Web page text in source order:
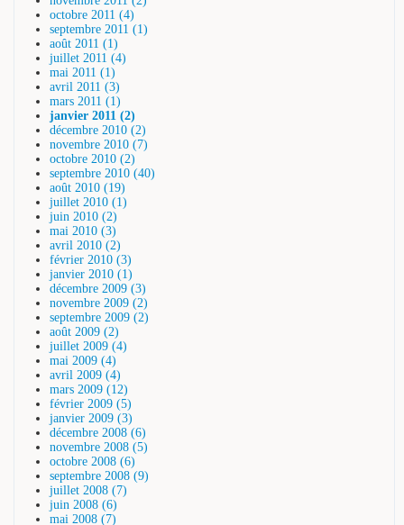
octobre 2011 (4)
septembre 2011 (1)
août 2011 (1)
juillet 2011 (4)
mai 2011 (1)
avril 2011 (3)
mars 2011 (1)
janvier 2011 (2)
décembre 2010 (2)
novembre 2010 (7)
octobre 2010 (2)
septembre 2010 (40)
août 2010 (19)
juillet 2010 (1)
juin 2010 (2)
mai 2010 (3)
avril 2010 (2)
février 2010 (3)
janvier 2010 (1)
décembre 2009 (3)
novembre 2009 (2)
septembre 2009 (2)
août 2009 (2)
juillet 2009 (4)
mai 2009 (4)
avril 2009 (4)
mars 2009 (12)
février 2009 (5)
janvier 2009 (3)
décembre 2008 (6)
novembre 2008 (5)
octobre 2008 (6)
septembre 2008 (9)
juillet 2008 (7)
juin 2008 (6)
mai 2008 (7)